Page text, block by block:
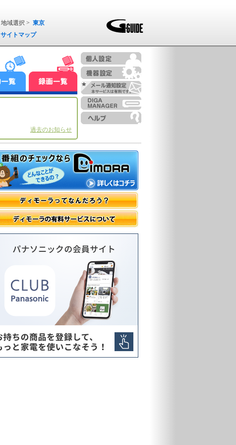
地域選択 > 東京
サイトマップ
過去のお知らせ